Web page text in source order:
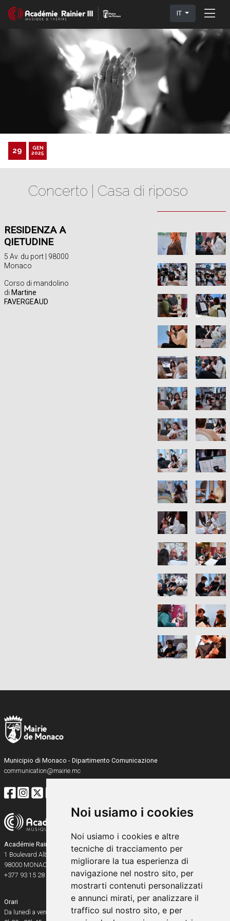
Noi usiamo i cookies
Noi usiamo i cookies e altre
tecniche di tracciamento per
migliorare la tua esperienza di
navigazione nel nostro sito, per
mostrarti contenuti personalizzati
e annunci mirati, per analizzare il
traffico sul nostro sito, e per
IT
29
GEN
2025
Concerto | Casa di riposo
RESIDENZA A
QIETUDINE
5 Av. du port | 98000
Monaco
Corso di mandolino
di Martine
FAVERGEAUD
Municipio di Monaco - Dipartimento Comunicazione
communication@mairie.mc
Académie Rainier III
1 Boulevard Albert Ier
98000 MONACO
+377 93 15 28 91
Orari
Da lunedì a venerdì